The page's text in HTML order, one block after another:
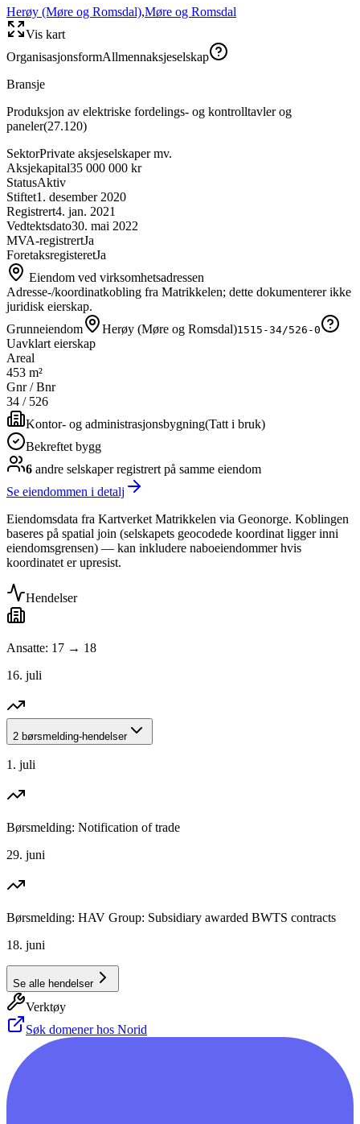
Herøy (Møre og Romsdal),Møre og Romsdal
Vis kart
OrganisasjonsformAllmennaksjeselskap
Bransje
Produksjon av elektriske fordelings- og kontrolltavler og
paneler(27.120)
SektorPrivate aksjeselskaper mv.
Aksjekapital35 000 000 kr
StatusAktiv
Stiftet1. desember 2020
Registrert4. jan. 2021
Vedtektsdato30. mai 2022
MVA-registrertJa
ForetaksregisteretJa
Eiendom ved virksomhetsadressen
Adresse-/koordinatkobling fra Matrikkelen; dette dokumenterer ikke
juridisk eierskap.
Grunneiendom
Herøy (Møre og Romsdal)1515-34/526-0
Uavklart eierskap
Areal
453 m²
Gnr / Bnr
34 / 526
Kontor- og administrasjonsbygning(Tatt i bruk)
Bekreftet bygg
6 andre selskaperregistrert på samme eiendom
Se eiendommen i detalj
Eiendomsdata fra Kartverket Matrikkelen via Geonorge. Koblingen
baseres på spatial join (selskapets geocodede koordinat ligger inni
eiendomsgrensen) — kan inkludere naboeiendommer hvis
koordinatet er upresist.
Hendelser
Ansatte: 17 → 18
16. juli
2 børsmelding-hendelser
1. juli
Børsmelding: Notification of trade
29. juni
Børsmelding: HAV Group: Subsidiary awarded BWTS contracts
18. juni
Se alle hendelser
Verktøy
Søk domener hos Norid